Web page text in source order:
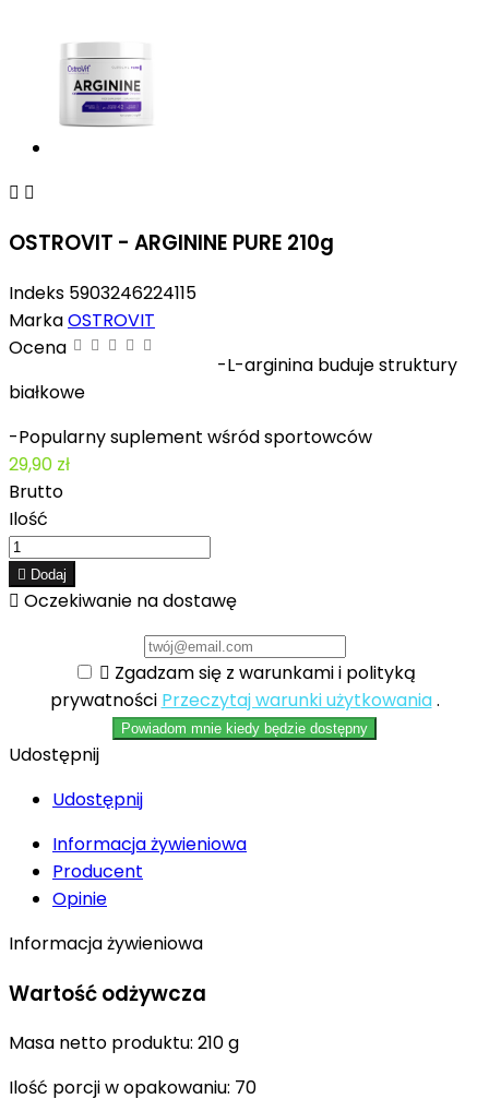
 
OSTROVIT - ARGININE PURE 210g
Indeks 5903246224115
MarkaOSTROVIT
Ocena
-L-arginina buduje struktury
białkowe
-Popularny suplement wśród sportowców
29,90 zł
Brutto
Ilość
 Dodaj
 Oczekiwanie na dostawę
 Zgadzam się z warunkami i polityką
prywatności Przeczytaj warunki użytkowania.
Powiadom mnie kiedy będzie dostępny
Udostępnij
Udostępnij
Informacja żywieniowa
Producent
Opinie
Informacja żywieniowa
Wartość odżywcza
Masa netto produktu: 210 g
Ilość porcji w opakowaniu: 70